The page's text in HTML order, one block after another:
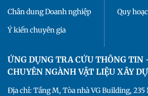
Chân dung Doanh nghiệp
Ý kiến chuyên gia
Quy
ỨNG DỤNG TRA CỨU THÔNG TIN
CHUYÊN NGÀNH VẬT LIỆU XÂY
Địa chỉ: Tầng M, Tòa nhà VG Building, 235